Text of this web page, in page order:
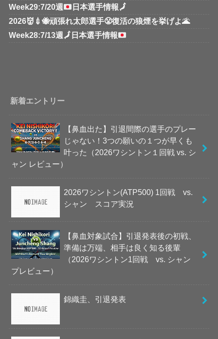
Week29:7/20週
日本選手情報🗾
2026👹💉🐝頑張れ太郎選手😤復活の狼煙を挙げよ🌋
Week28:7/13週 🗾 日本選手情報
新着エントリー
【鼻血出た】引退間際の選手のプレー
じゃない！3つの願いの１つが早くも
叶った（2026ワシントン１回戦 vs. シ
ャン レビュー）
2026ワシントン(ATP500) 1回戦 vs.
シャン スコア実況
【鼻血対象試合】引退発表後の初戦、
準備は万端、相手は良く知る後輩
（2026ワシントン1回戦 vs. シャン
プレビュー）
錦織圭、引退発表